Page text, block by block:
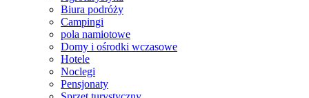
Biura podróży
Campingi
pola namiotowe
Domy i ośrodki wczasowe
Hotele
Noclegi
Pensjonaty